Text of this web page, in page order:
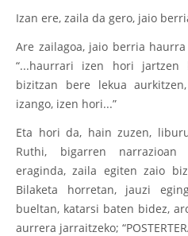
Izan ere, zaila da gero, jaio
Are zailagoa, jaio berria
“...haurrari izen hori jartzen
bizitzan bere lekua
izango, izen hori...”
Eta hori da, hain zuzen,
Ruthi, bigarren narrazioan
eraginda, zaila egiten zaio
Bilaketa horretan, jauzi
bueltan, katarsi baten bidez,
aurrera jarraitzeko;